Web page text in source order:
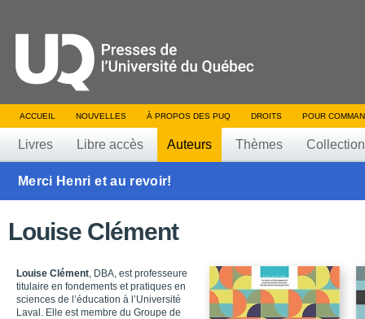
ACCUEIL NOUVELLES À PROPOS DES PUQ DROITS POUR
Livres Libre accès Auteurs Thèmes
Merci Henri et au revoir!
Louise Clément
Louise Clément, DBA, est professeure
titulaire en fondements et pratiques en
sciences de l’éducation à l’Université
Laval. Elle est membre du Groupe de